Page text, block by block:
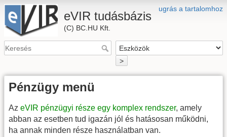
ugrás a tartalomhoz
eVIR tudásbázis
(C) BC.HU Kft.
>
Pénzügy menü
Az eVIR pénzügyi része egy komplex rendszer, amely
abban az esetben tud igazán jól és hatásosan működni,
ha annak minden része használatban van.